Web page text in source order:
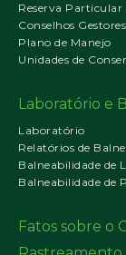
Reserva
Conselhos Gestores
Plano de Manejo
Unidades de
Laboratório e
Laboratório
Relatórios de
Balneabilidade de
Balneabilidade de
Fatos sobre o